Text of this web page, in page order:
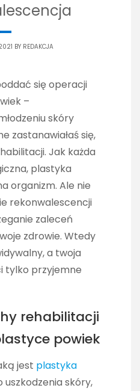
BY REDAKCJA
się operacji
–
skóry
zastanawiałaś się,
Jak każda
plastyka
organizm. Ale nie
rekonwalescencji
zaleceń
zdrowie. Wtedy
a twoja
tylko przyjemne
rehabilitacji
powiek
jest plastyka
uszkodzenia skóry,